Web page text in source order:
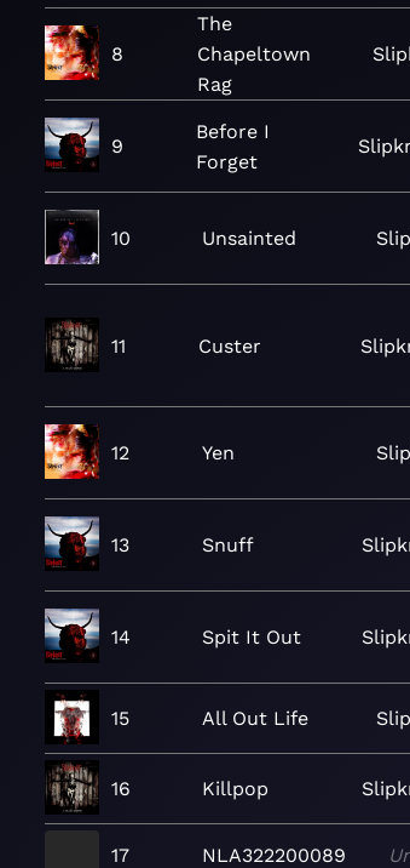
8
The
Chapeltown
Rag
9
Before I
Forget
10 Unsainted
11 Custer
12 Yen
13 Snuff
14 Spit It Out
15 All Out Life
16 Killpop
17 NLA322200089